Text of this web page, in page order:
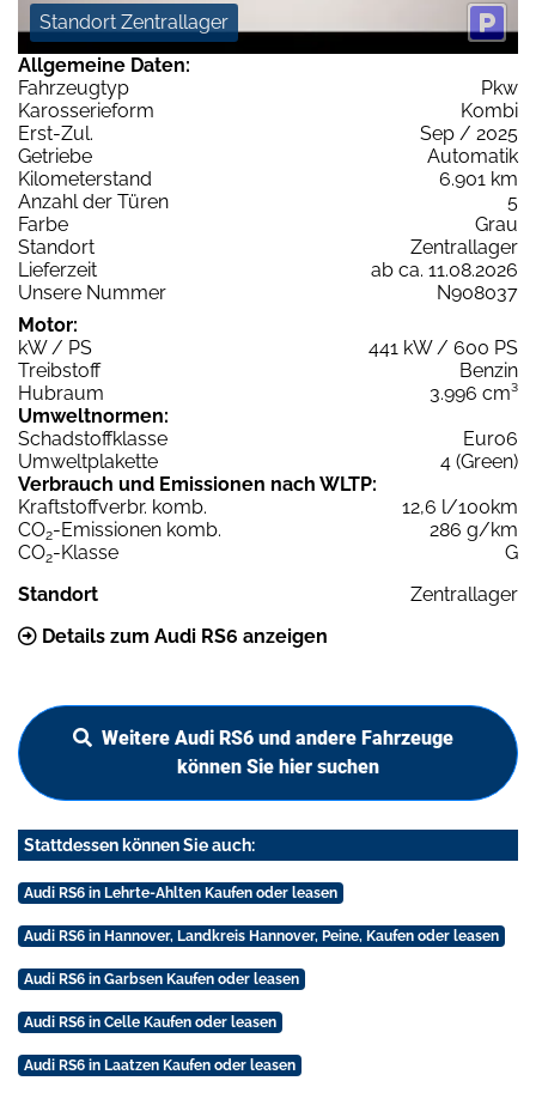
Standort Zentrallager
Allgemeine Daten:
Fahrzeugtyp
Pkw
Karosserieform
Kombi
Erst-Zul.
Sep / 2025
Getriebe
Automatik
Kilometerstand
6.901 km
Anzahl der Türen
5
Farbe
Grau
Standort
Zentrallager
Lieferzeit
ab ca. 11.08.2026
Unsere Nummer
N908037
Motor:
kW / PS
441 kW / 600 PS
Treibstoff
Benzin
Hubraum
3.996 cm³
Umweltnormen:
Schadstoffklasse
Euro6
Umweltplakette
4 (Green)
Verbrauch und Emissionen nach WLTP:
Kraftstoffverbr. komb.
12,6 l/100km
CO2-Emissionen komb.
286 g/km
CO2-Klasse
G
Standort
Zentrallager
Details zum Audi RS6 anzeigen
Weitere Audi RS6 und andere Fahrzeuge
können Sie hier suchen
Stattdessen können Sie auch:
Audi RS6 in Lehrte-Ahlten Kaufen oder leasen
Audi RS6 in Hannover, Landkreis Hannover, Peine, Kaufen oder leasen
Audi RS6 in Garbsen Kaufen oder leasen
Audi RS6 in Celle Kaufen oder leasen
Audi RS6 in Laatzen Kaufen oder leasen